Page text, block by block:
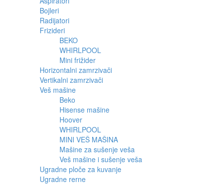
Bojleri
Radijatori
Frizideri
BEKO
WHIRLPOOL
Mini frižider
Horizontalni zamrzivači
Vertikalni zamrzivači
Veš mašine
Beko
Hisense mašine
Hoover
WHIRLPOOL
MINI VEŠ MAŠINA
Mašine za sušenje veša
Veš mašine i sušenje veša
Ugradne ploče za kuvanje
Ugradne rerne